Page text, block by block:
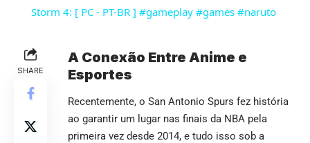
Storm 4: [ PC - PT-BR ] #gameplay #games #naruto
SHARE
A Conexão Entre Anime e
Esportes
Recentemente, o San Antonio Spurs fez história
ao garantir um lugar nas finais da NBA pela
primeira vez desde 2014, e tudo isso sob a